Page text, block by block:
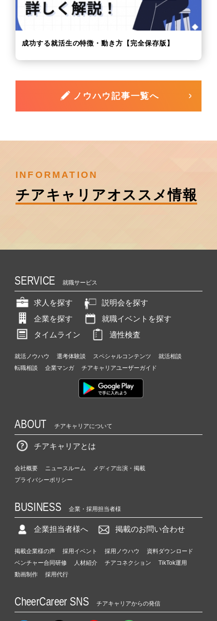
成功する就活生の特徴・動き方【完全保存版】
ノウハウ記事一覧へ
INFORMATION
チアキャリアオススメ情報
SERVICE 就職サービス
求人を探す
説明会を探す
企業を探す
就職イベントを探す
タイムライン
適性検査
就活ノウハウ 選考体験談 スペシャルコンテンツ
就活相談
転職相談
企業マンガ チアキャリアユーザーガイド
ABOUT チアキャリアについて
チアキャリアとは
会社概要 ニュースルーム
メディア出演・掲載
プライバシーポリシー
BUSINESS 企業・採用担当者様
企業担当者様へ 掲載のお問い合わせ
掲載企業様の声 採用イベント 採用ノウハウ
資料ダウンロード
ベンチャー合同研修
人材紹介 チアコネクション
TikTok運用
動画制作
採用代行
CheerCareer SNS チアキャリアからの発信